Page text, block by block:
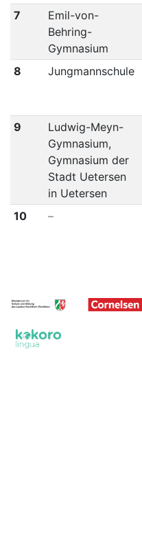
7
Emil-von-
Behring-
Gymnasium
8 Jungmannschule
9
Ludwig-Meyn-
Gymnasium,
Gymnasium der
Stadt Uetersen
in Uetersen
10 –